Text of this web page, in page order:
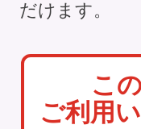
だけます。
こ
ご利用